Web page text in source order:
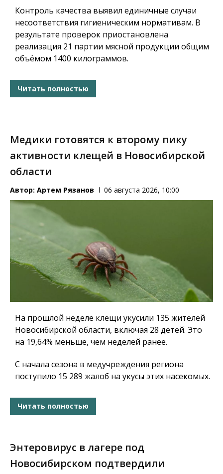
Контроль качества выявил единичные случаи
несоответствия гигиеническим нормативам. В
результате проверок приостановлена
реализация 21 партии мясной продукции общим
объёмом 1400 килограммов.
Читать полностью
Медики готовятся к второму пику
активности клещей в Новосибирской
области
Автор: Артем Рязанов 06 августа 2026, 10:00
На прошлой неделе клещи укусили 135 жителей
Новосибирской области, включая 28 детей. Это
на 19,64% меньше, чем неделей ранее.
С начала сезона в медучреждения региона
поступило 15 289 жалоб на укусы этих насекомых.
Читать полностью
Энтеровирус в лагере под
Новосибирском подтвердили